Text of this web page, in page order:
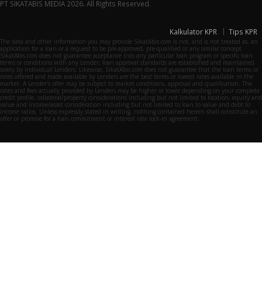
PT SIKATABIS MEDIA 2026. All Rights Reserved.
Kalkulator KPR Tips KPR
The data and other information you may provide SikatAbis.com is not, and is not treated as, an
application for a loan or a request to be pre-approved, pre-qualified or any similar concept.
SikatAbis.com does not guarantee acceptance into any particular loan program or specific loan
terms or conditions with any Lender; loan approval standards are established and maintained
solely by individual Lenders. Likewise, SikatAbis.com does not guarantee that the loan terms or
rates offered and made available by Lenders are the best terms or lowest rates available in the
market. A Lender's offer may be subject to market conditions, approval and qualification. The
rates and fees actually provided by Lenders may be higher or lower depending on your complete
credit profile, collateral/property considerations including but not limited to location, equity and
value and income/asset consideration including but not limited to loan to value and debt to
income ratios. Unless expressly stated in writing, nothing contained herein shall constitute an
offer or promise for a loan commitment or interest rate lock-in agreement.